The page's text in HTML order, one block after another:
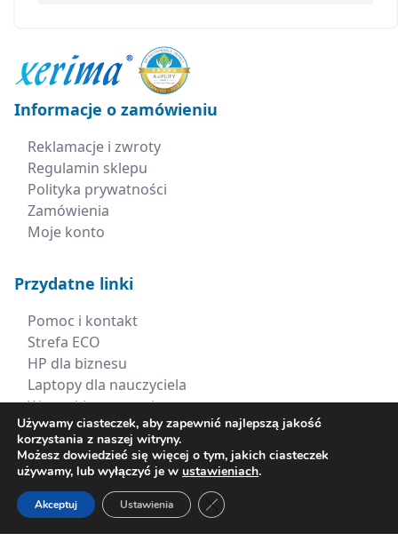
Informacje o zamówieniu
Reklamacje i zwroty
Regulamin sklepu
Polityka prywatności
Zamówienia
Moje konto
Przydatne linki
Pomoc i kontakt
Strefa ECO
HP dla biznesu
Laptopy dla nauczyciela
Wszystkie promocje
Kontakt
+48 660 538 617
sklep@xerima.com.pl
Używamy ciasteczek, aby zapewnić najlepszą jakość
korzystania z naszej witryny.
Możesz dowiedzieć się więcej o tym, jakich ciasteczek
używamy, lub wyłączyć je w ustawieniach.
Akceptuj Ustawienia Zamknij panel powiadomień o